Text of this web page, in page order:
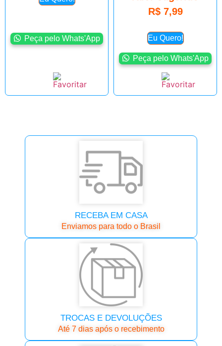
Peça pelo Whats'App
R$7,99
Eu Quero!
Peça pelo Whats'App
RECEBA EM CASA
Enviamos para todo o Brasil
TROCAS E DEVOLUÇÕES
Até 7 dias após o recebimento